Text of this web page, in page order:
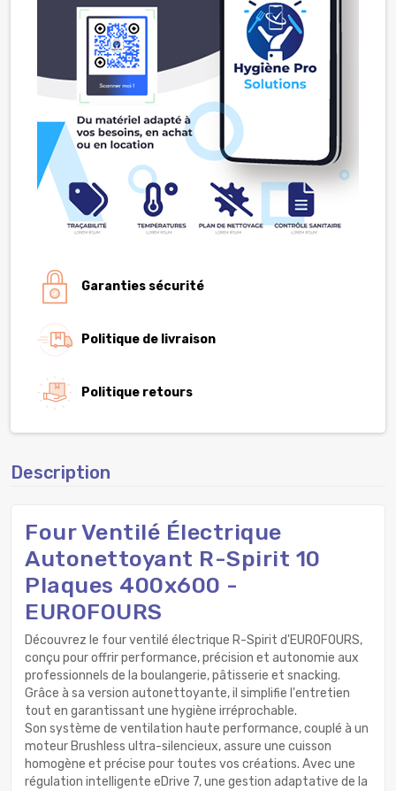
Garanties sécurité
Politique de livraison
Politique retours
Description
Four Ventilé Électrique
Autonettoyant R-Spirit 10
Plaques 400x600 -
EUROFOURS
Découvrez le four ventilé électrique R-Spirit d'EUROFOURS,
conçu pour offrir performance, précision et autonomie aux
professionnels de la boulangerie, pâtisserie et snacking.
Grâce à sa version autonettoyante, il simplifie l'entretien
tout en garantissant une hygiène irréprochable.
Son système de ventilation haute performance, couplé à un
moteur Brushless ultra-silencieux, assure une cuisson
homogène et précise pour toutes vos créations. Avec une
régulation intelligente eDrive 7, une gestion adaptative de la